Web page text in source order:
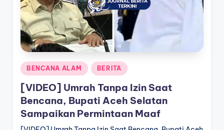
Posted
in
BENCANA ALAM BERITA
[VIDEO] Umrah Tanpa Izin Saat
Bencana, Bupati Aceh Selatan
Sampaikan Permintaan Maaf